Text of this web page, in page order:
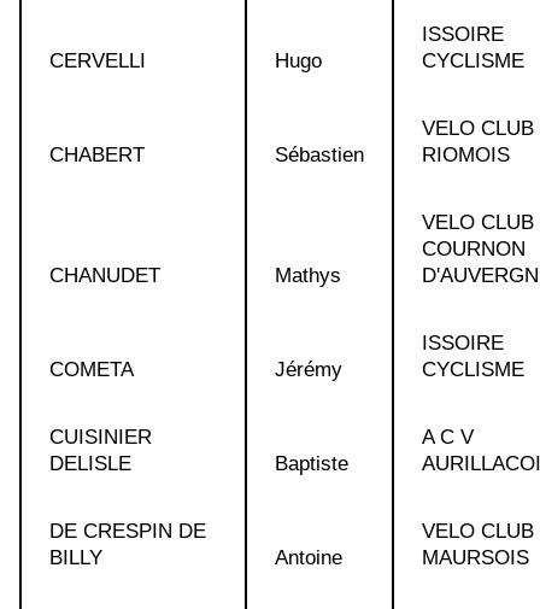
CERVELLI Hugo
ISSOIRE
CYCLISME
CHABERT Sébastien
VELO CLUB
RIOMOIS
CHANUDET Mathys
VELO CLUB
COURNON
COMETA Jérémy
ISSOIRE
CYCLISME
CUISINIER
DELISLE
Baptiste
A C V
DE CRESPIN DE
BILLY
Antoine
VELO CLUB
MAURSOIS